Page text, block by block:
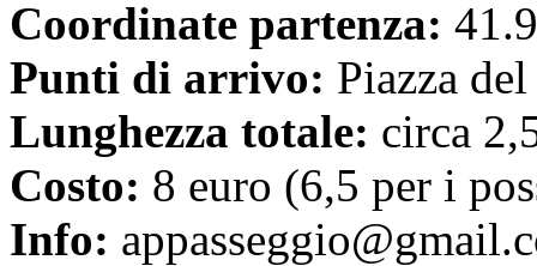
Coordinate partenza:
Punti di arrivo: Piazza
Lunghezza totale: circa
Costo: 8 euro (6,5 per i
Info: